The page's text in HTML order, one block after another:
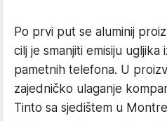
Po prvi put se aluminij
cilj je smanjiti emisiju
pametnih telefona. U
zajedničko ulaganje
Tinto sa sjedištem u